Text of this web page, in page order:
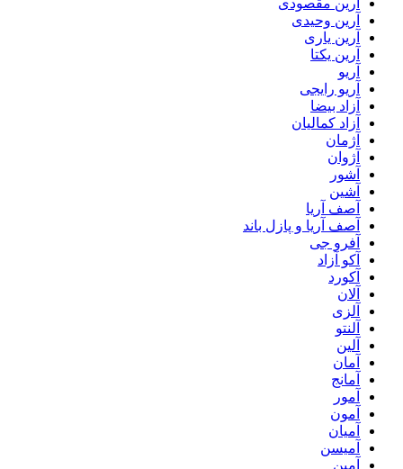
آرین مقصودی
آرین وحیدی
آرین یاری
آرین یکتا
آریو
آریو رایجی
آزاد بیضا
آزاد کمالیان
آژمان
آژوان
آشور
آشین
آصف آریا
آصف آریا و پازل باند
آفرو جی
آکو آزاد
آکورد
آلان
آلزی
آلنتو
آلین
آمان
آمانج
آمور
آمون
آمیان
آمیسن
آمین